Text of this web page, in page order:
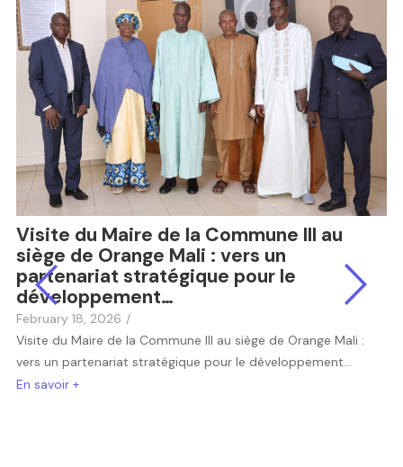
Visite du Maire de la Commune III au
siège de Orange Mali : vers un
partenariat stratégique pour le
développement…
February 18, 2026 /
Visite du Maire de la Commune III au siège de Orange Mali :
vers un partenariat stratégique pour le développement...
En savoir +